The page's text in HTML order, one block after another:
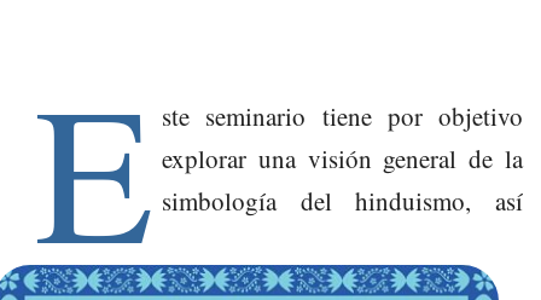
INSCRÍBETE
E ste seminario tiene por objetivo
explorar una visión general de la
simbología del hinduismo, así